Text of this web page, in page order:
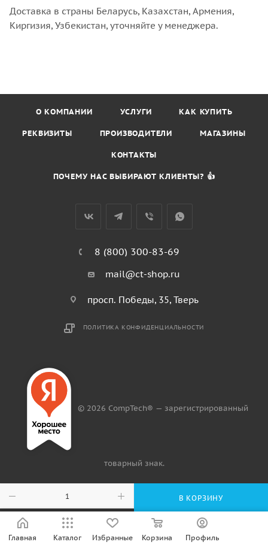
В КОРЗИНУ
Доставка в страны Беларусь, Казахстан, Армения,
Киргизия, Узбекистан, уточняйте у менеджера.
О КОМПАНИИ УСЛУГИ КАК КУПИТЬ
РЕКВИЗИТЫ ПРОИЗВОДИТЕЛИ МАГАЗИНЫ
КОНТАКТЫ
ПОЧЕМУ НАС ВЫБИРАЮТ КЛИЕНТЫ? 👍
8 (800) 300-83-69
mail@ct-shop.ru
просп. Победы, 35, Тверь
ПОЛИТИКА КОНФИДЕНЦИАЛЬНОСТИ
© 2026 CompTech® — зарегистрированный
товарный знак.
Главная Каталог Избранные Корзина Профиль